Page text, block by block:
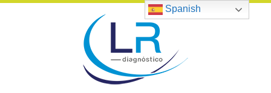
Saltar
Spanish